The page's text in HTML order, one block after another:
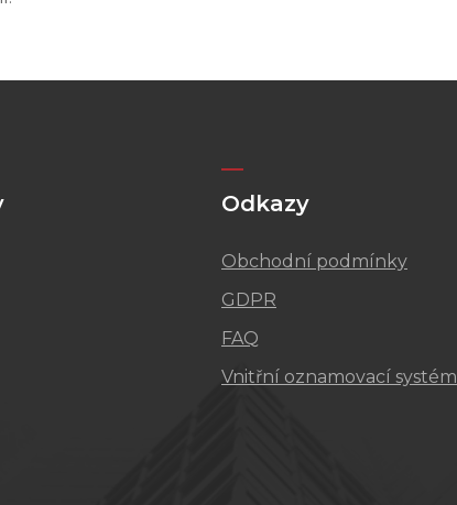
Odkazy
Obchodní podmínky
GDPR
FAQ
Vnitřní oznamovací systém